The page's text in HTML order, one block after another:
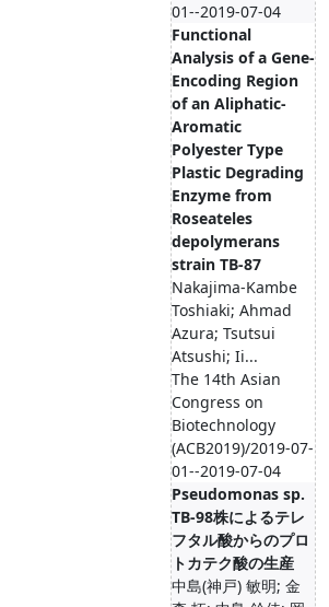
01--2019-07-04
Functional
Analysis of a Gene-
Encoding Region
of an Aliphatic-
Aromatic
Polyester Type
Plastic Degrading
Enzyme from
Roseateles
depolymerans
strain TB-87
Nakajima-Kambe
Toshiaki; Ahmad
Azura; Tsutsui
Atsushi; Ii...
The 14th Asian
Congress on
Biotechnology
(ACB2019)/2019-07-
01--2019-07-04
Pseudomonas sp.
TB-98株によるテレ
フタル酸からのプロ
トカテク酸の生産
中島(神戸) 敏明; 金